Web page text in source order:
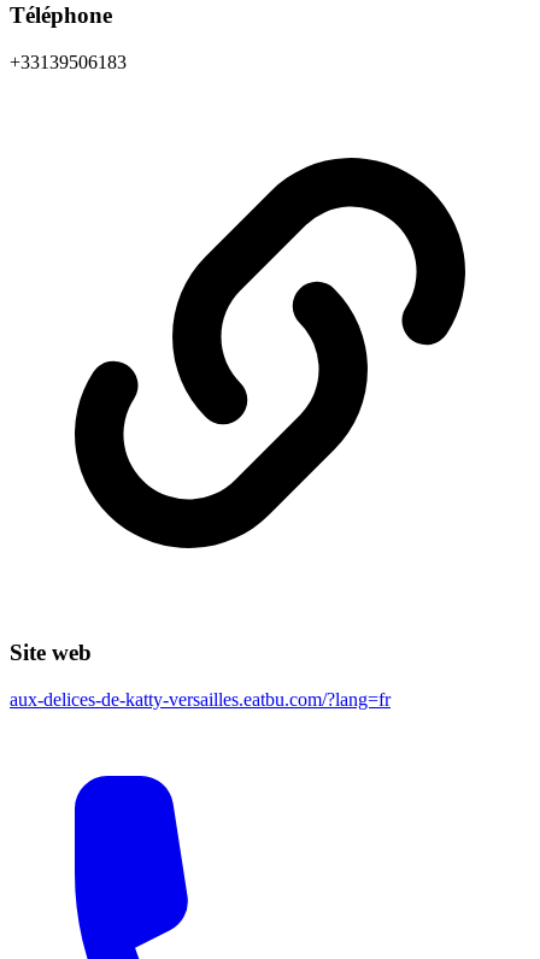
Téléphone
+33139506183
Site web
aux-delices-de-katty-versailles.eatbu.com/?lang=fr